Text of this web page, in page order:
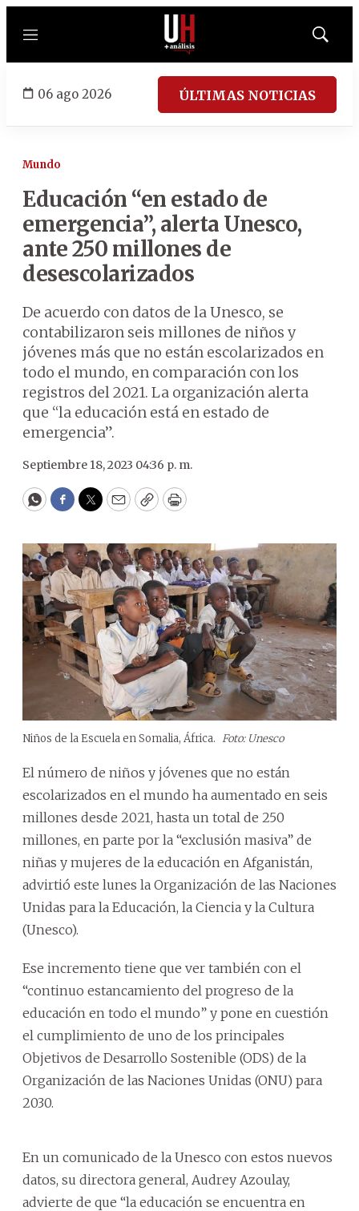
Menú
Mostrar
06 ago 2026 ÚLTIMAS NOTICIAS
Mundo
Educación “en estado de
emergencia”, alerta Unesco,
ante 250 millones de
desescolarizados
De acuerdo con datos de la Unesco, se
contabilizaron seis millones de niños y
jóvenes más que no están escolarizados en
todo el mundo, en comparación con los
registros del 2021. La organización alerta
que “la educación está en estado de
emergencia”.
Septiembre 18, 2023 04:36 p. m.
WhatsApp
Facebook
Twitter
EmailCopyPrint
Niños de la Escuela en Somalia, África. Foto: Unesco
El número de niños y jóvenes que no están
escolarizados en el mundo ha aumentado en seis
millones desde 2021, hasta un total de 250
millones, en parte por la “exclusión masiva” de
niñas y mujeres de la educación en Afganistán,
advirtió este lunes la Organización de las Naciones
Unidas para la Educación, la Ciencia y la Cultura
(Unesco).
Ese incremento tiene que ver también con el
“continuo estancamiento del progreso de la
educación en todo el mundo” y pone en cuestión
el cumplimiento de uno de los principales
Objetivos de Desarrollo Sostenible (ODS) de la
Organización de las Naciones Unidas (ONU) para
2030.
En un comunicado de la Unesco con estos nuevos
datos, su directora general, Audrey Azoulay,
advierte de que “la educación se encuentra en